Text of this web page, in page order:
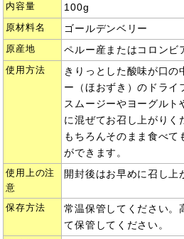
内容量 100g
原材料名 ゴールデンベリー
原産地 ペルー産またはコロンビ
使用方法
きりっとした酸味が口の
ー（ほおずき）のドライ
スムージーやヨーグルト
に混ぜてお召し上がりく
もちろんそのまま食べて
ができます。
使用上の注
意
開封後はお早めに召し上
保存方法
常温保管してください。
て保管してください。